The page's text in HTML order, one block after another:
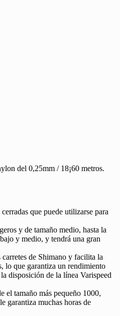
del 0,25mm / 18¡60 metros.
que puede utilizarse para
y de tamaño medio, hasta la
y medio, y tendrá una gran
de Shimano y facilita la
lo que garantiza un rendimiento
disposición de la línea Varispeed
el tamaño más pequeño 1000,
garantiza muchas horas de